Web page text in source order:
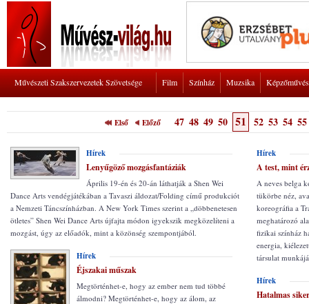
Művészeti Szakszervezetek Szövetsége Film Színház Muzsika
Első Előző 47 48 49 50 51 52 53 54 55
Hírek
Lenyűgöző mozgásfantáziák
Április 19-én és 20-án láthatják a Shen Wei
Dance Arts vendégjátékában a Tavaszi áldozat/Folding című produkciót
a Nemzeti Táncszínházban. A New York Times szerint a „döbbenetesen
ötletes” Shen Wei Dance Arts újfajta módon igyekszik megközelíteni a
mozgást, úgy az előadók, mint a közönség szempontjából.
Hírek
Éjszakai műszak
Megtörténhet-e, hogy az ember nem tud többé
álmodni? Megtörténhet-e, hogy az álom, az
Hírek
A test, mint
A neves belga
tükörbe néz,
koreográfia a
meghatározó
fizikai színház
energia,
társulat
Hírek
Hatalmas